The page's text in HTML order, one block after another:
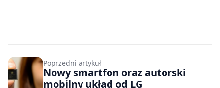
Poprzedni artykuł
Nowy smartfon oraz autorski
mobilny układ od LG